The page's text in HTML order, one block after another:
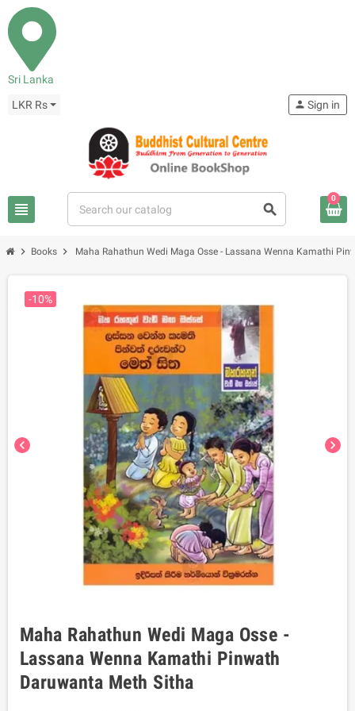
Sri Lanka
LKR Rs
view_headline search
person Sign in
0
chevron_right Books chevron_right Maha Rahathun Wedi Maga Osse - Lassana Wenna Kamathi
chevron_left chevron_right
-10%
Maha Rahathun Wedi Maga Osse -
Lassana Wenna Kamathi Pinwath
Daruwanta Meth Sitha